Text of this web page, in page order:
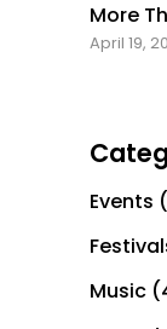
More
April 19,
Events
Music